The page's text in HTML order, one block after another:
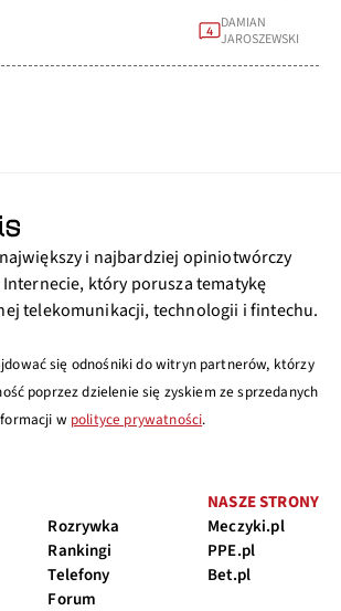
4 DAMIAN
JAROSZEWSKI
największy i najbardziej opiniotwórczy
który porusza tematykę
telekomunikacji, technologii i fintechu.
się odnośniki do witryn partnerów, którzy
poprzez dzielenie się zyskiem ze sprzedanych
w polityce prywatności.
Rozrywka
Rankingi
Telefony
Forum
NASZE STRONY
Meczyki.pl
PPE.pl
Bet.pl